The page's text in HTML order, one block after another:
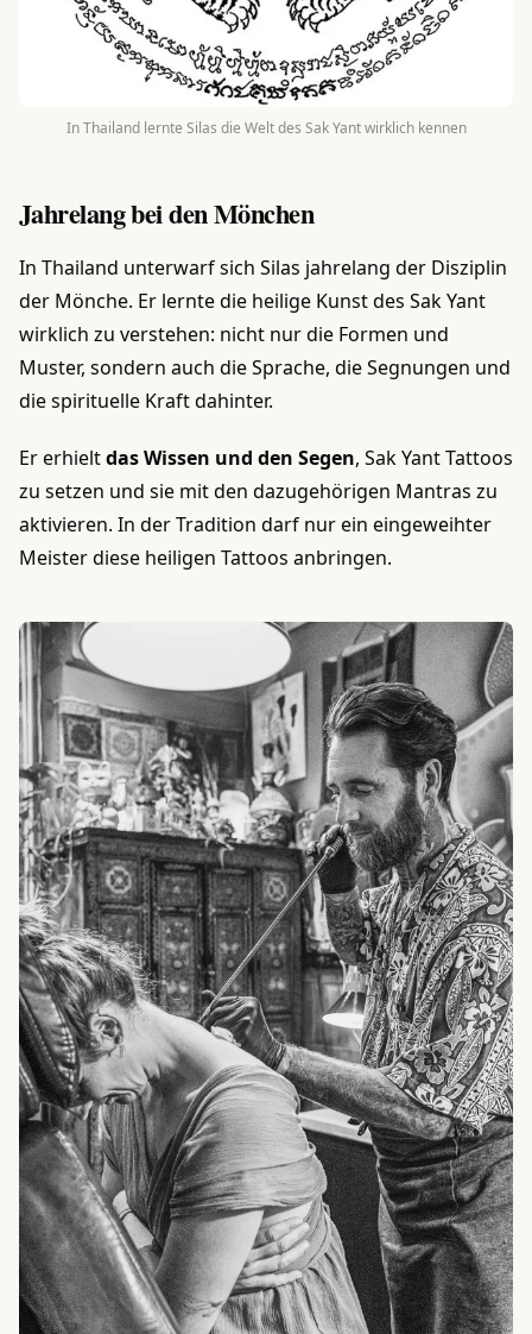
In Thailand lernte Silas die Welt des Sak Yant wirklich kennen
Jahrelang bei den Mönchen
In Thailand unterwarf sich Silas jahrelang der Disziplin
der Mönche. Er lernte die heilige Kunst des Sak Yant
wirklich zu verstehen: nicht nur die Formen und
Muster, sondern auch die Sprache, die Segnungen und
die spirituelle Kraft dahinter.
Er erhieltdas Wissen und den Segen, Sak Yant Tattoos
zu setzen und sie mit den dazugehörigen Mantras zu
aktivieren. In der Tradition darf nur ein eingeweihter
Meister diese heiligen Tattoos anbringen.